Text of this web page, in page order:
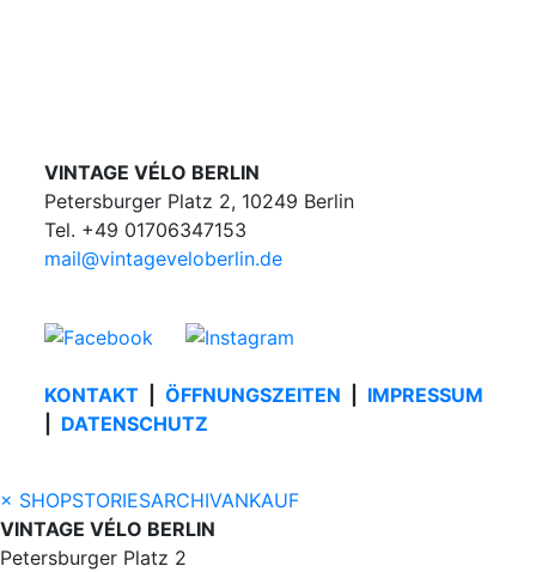
VINTAGE VÉLO BERLIN
Petersburger Platz 2, 10249 Berlin
Tel. +49 01706347153
mail@vintageveloberlin.de
KONTAKT |ÖFFNUNGSZEITEN
IMPRESSUM
DATENSCHUTZ
× SHOPSTORIESARCHIVANKAUF
VINTAGE VÉLO BERLIN
Petersburger Platz 2